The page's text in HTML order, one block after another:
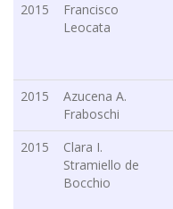
2015
Francisco
Leocata
2015
Azucena A.
Fraboschi
2015
Clara I.
Stramiello de
Bocchio